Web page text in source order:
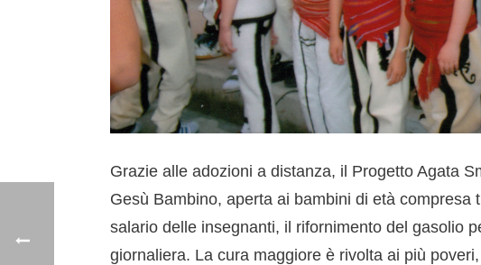
Grazie alle adozioni a distanza, il Progetto Agata
Gesù Bambino, aperta ai bambini di età
salario delle insegnanti, il rifornimento del gasolio
giornaliera. La cura maggiore è rivolta ai più